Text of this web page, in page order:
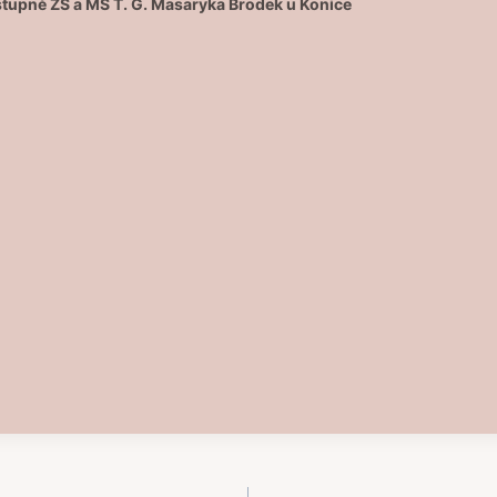
ZŠ a MŠ T. G. Masaryka Brodek u Konice